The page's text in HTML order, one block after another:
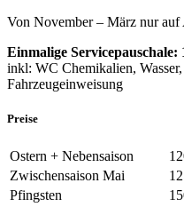
Von November – März nur
Einmalige Servicepauschale:
inkl: WC Chemikalien,
Fahrzeugeinweisung
Preise
Ostern + Nebensaison
Zwischensaison Mai
Pfingsten